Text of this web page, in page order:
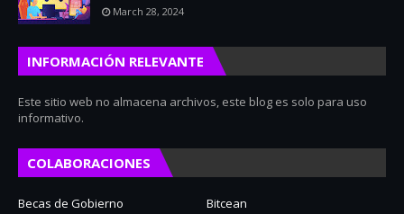
March 28, 2024
INFORMACIÓN RELEVANTE
Este sitio web no almacena archivos, este blog es solo para uso
informativo.
COLABORACIONES
Becas de Gobierno Bitcean